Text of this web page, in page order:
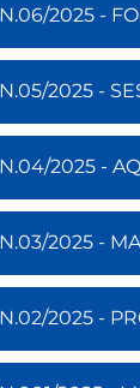
2025 -
2025 -
2025 -
2025 -
2025 -